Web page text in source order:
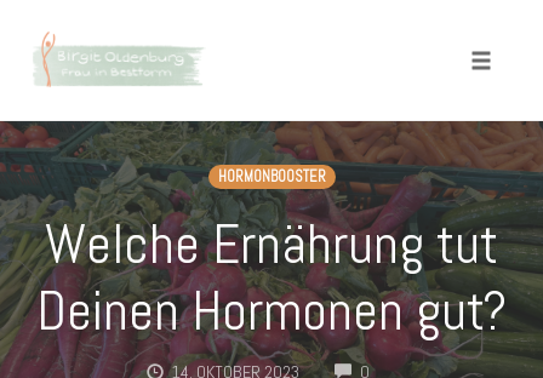
Skip
to
content
HORMONBOOSTER
Welche Ernährung tut
Deinen Hormonen gut?
14. OKTOBER 2023 0COMMENTS